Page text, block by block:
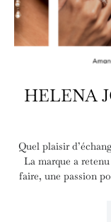
HELENA
Quel plaisir
La marque a
faire, une passion